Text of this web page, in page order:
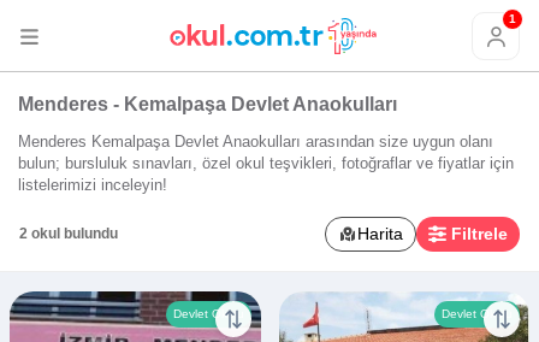
1
Menderes - Kemalpaşa Devlet Anaokulları
Menderes Kemalpaşa Devlet Anaokulları arasından size uygun olanı
bulun; bursluluk sınavları, özel okul teşvikleri, fotoğraflar ve fiyatlar için
listelerimizi inceleyin!
2 okul bulundu Harita Filtrele
Devlet Okulu Devlet Okulu